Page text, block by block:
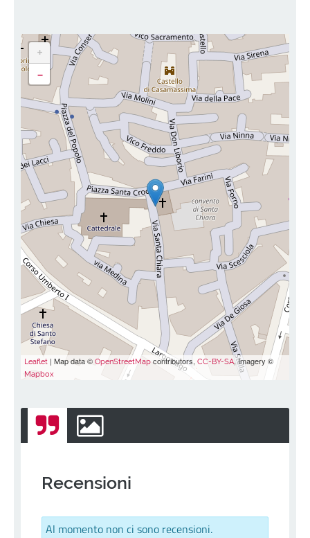
+
-
Leaflet | Map data © OpenStreetMap contributors, CC-BY-SA, Imagery ©
Mapbox
Recensioni
Al momento non ci sono recensioni.